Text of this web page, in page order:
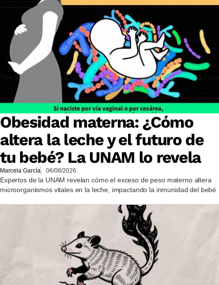
Obesidad materna: ¿Cómo
altera la leche y el futuro de
tu bebé? La UNAM lo revela
Marcela García 06/08/2026
Expertos de la UNAM revelan cómo el exceso de peso materno altera
microorganismos vitales en la leche, impactando la inmunidad del bebé